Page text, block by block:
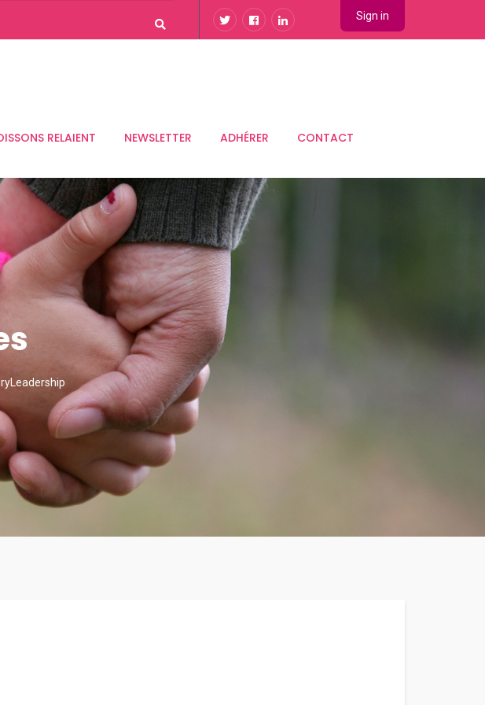
Sign in
RELAIENT NEWSLETTER ADHÉRER CONTACT